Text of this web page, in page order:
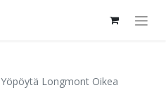
Yöpöytä Longmont Oikea